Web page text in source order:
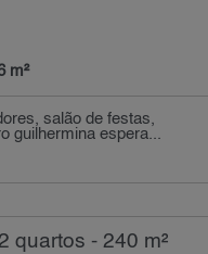
m²
salão de festas,
guilhermina espera...
quartos - 240 m²